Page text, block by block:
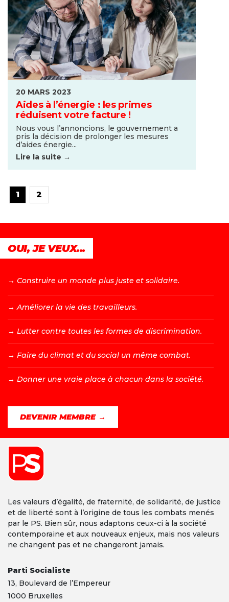
20 MARS 2023
Aides à l’énergie : les primes
réduisent votre facture !
Nous vous l’annoncions, le gouvernement a
pris la décision de prolonger les mesures
d’aides énergie...
Lire la suite →
1 2
Les valeurs d’égalité, de fraternité, de solidarité, de justice
et de liberté sont à l’origine de tous les combats menés
par le PS. Bien sûr, nous adaptons ceux-ci à la société
contemporaine et aux nouveaux enjeux, mais nos valeurs
ne changent pas et ne changeront jamais.
Parti Socialiste
13, Boulevard de l’Empereur
1000 Bruxelles
OUI, JE VEUX...
→ Construire un monde plus juste et solidaire.
→ Améliorer la vie des travailleurs.
→ Lutter contre toutes les formes de discrimination.
→ Faire du climat et du social un même combat.
→ Donner une vraie place à chacun dans la société.
DEVENIR MEMBRE →